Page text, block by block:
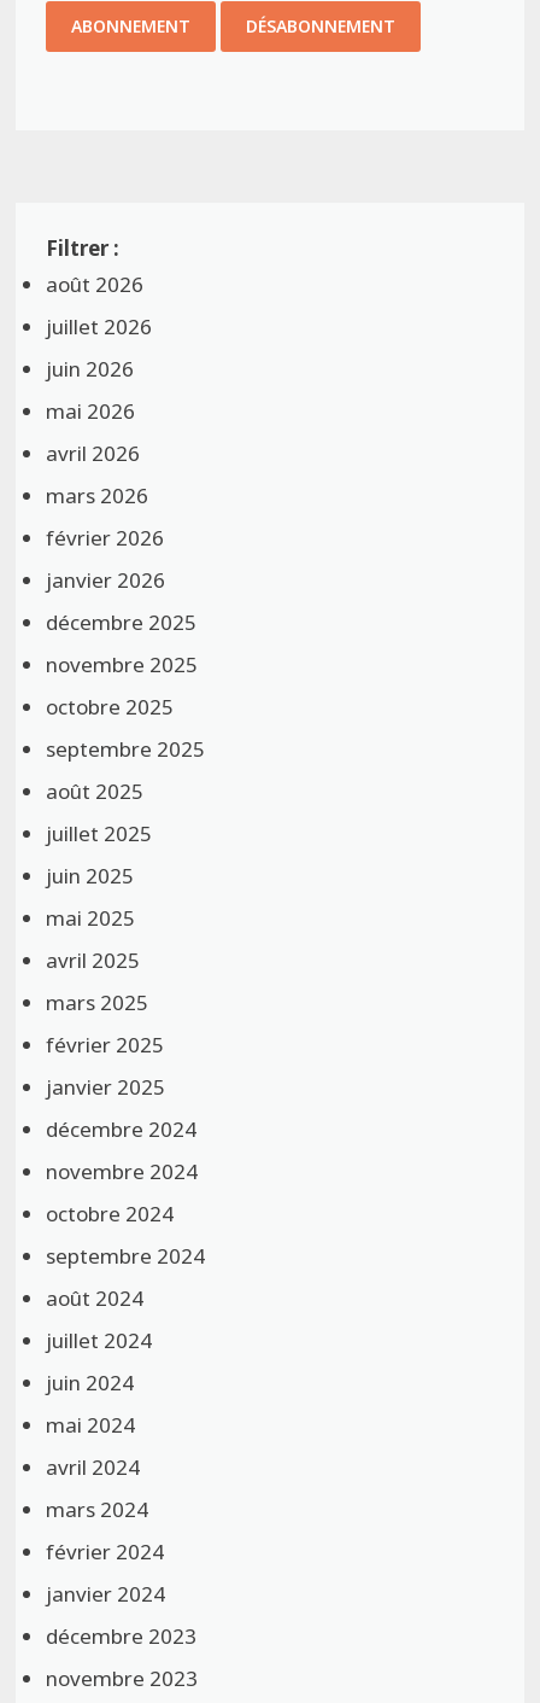
août 2026
juillet 2026
juin 2026
mai 2026
avril 2026
mars 2026
février 2026
janvier 2026
décembre 2025
novembre 2025
octobre 2025
septembre 2025
août 2025
juillet 2025
juin 2025
mai 2025
avril 2025
mars 2025
février 2025
janvier 2025
décembre 2024
novembre 2024
octobre 2024
septembre 2024
août 2024
juillet 2024
juin 2024
mai 2024
avril 2024
mars 2024
février 2024
janvier 2024
décembre 2023
novembre 2023